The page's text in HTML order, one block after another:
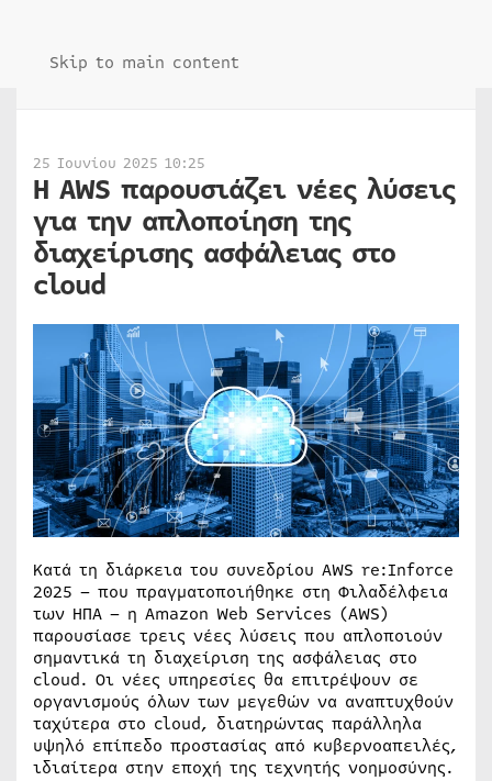
Skip to main content
25 Ιουνίου 2025 10:25
Η AWS παρουσιάζει νέες λύσεις
για την απλοποίηση της
διαχείρισης ασφάλειας στο
cloud
Κατά τη διάρκεια του συνεδρίου AWS re:Inforce
2025 – που πραγματοποιήθηκε στη Φιλαδέλφεια
των ΗΠΑ – η Amazon Web Services (AWS)
παρουσίασε τρεις νέες λύσεις που απλοποιούν
σημαντικά τη διαχείριση της ασφάλειας στο
cloud. Οι νέες υπηρεσίες θα επιτρέψουν σε
οργανισμούς όλων των μεγεθών να αναπτυχθούν
ταχύτερα στο cloud, διατηρώντας παράλληλα
υψηλό επίπεδο προστασίας από κυβερνοαπειλές,
ιδιαίτερα στην εποχή της τεχνητής νοημοσύνης.